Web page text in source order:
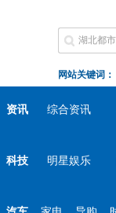
网站关键词：
资讯 综合资讯
科技 明星娱乐